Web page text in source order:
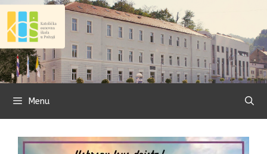
Preskoči
sadržaj
Menu